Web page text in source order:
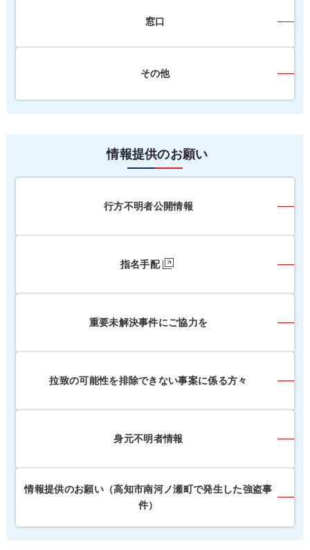
窓口
その他
情報提供のお願い
行方不明者公開情報
指名手配
重要未解決事件にご協力を
拉致の可能性を排除できない事案に係る方々
身元不明者情報
情報提供のお願い（高知市南河ノ瀬町で発生した強盗事
件）